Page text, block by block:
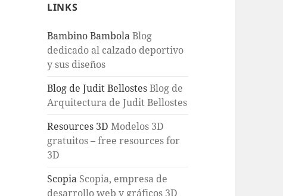
LINKS
Bambino BambolaBlog
dedicado al calzado deportivo
y sus diseños
Blog de Judit BellostesBlog de
Arquitectura de Judit Bellostes
Resources 3D Modelos 3D
gratuitos – free resources for
3D
Scopia Scopia, empresa de
desarrollo web y gráficos 3D